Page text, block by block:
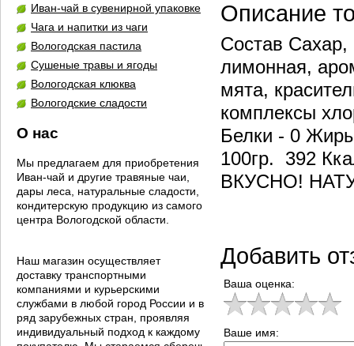
Иван-чай в сувенирной упаковке
Чага и напитки из чаги
Вологодская пастила
Сушеные травы и ягоды
Вологодская клюква
Вологодские сладости
О нас
Мы предлагаем для приобретения
Иван-чай и другие травяные чаи,
дары леса, натуральные сладости,
кондитерскую продукцию из самого
центра Вологодской области.
Наш магазин осуществляет
доставку транспортными
компаниями и курьерскими
службами в любой город России и в
ряд зарубежных стран, проявляя
индивидуальный подход к каждому
Описание
Состав Сахар,
лимонная,
мята,
комплексы
Белки - 0
100гр. 392
ВКУСНО!
Добавить
Ваша оценка:
Ваше имя: